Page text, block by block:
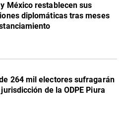
y México restablecen sus
diplomáticas tras meses
264 mil electores sufragarán
de la ODPE Piura